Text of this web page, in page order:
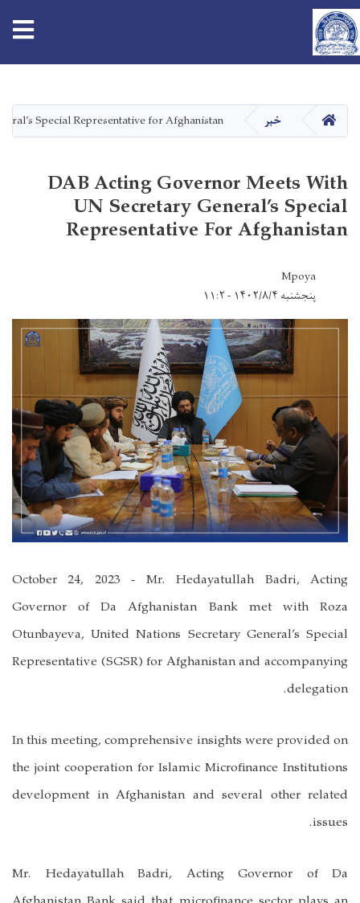
main
content
HOME خبر Special Representative for Afghanistan
DAB Acting Governor Meets With
UN Secretary General’s Special
Representative For Afghanistan
Mpoya
پنجشنبه ۱۴۰۲/۸/۴ - ۱۱:۲
October 24, 2023 - Mr. Hedayatullah Badri, Acting
Governor of Da Afghanistan Bank met with Roza
Otunbayeva, United Nations Secretary General’s Special
Representative (SGSR) for Afghanistan and accompanying
delegation.
In this meeting, comprehensive insights were provided on
the joint cooperation for Islamic Microfinance Institutions
development in Afghanistan and several other related
issues.
Mr. Hedayatullah Badri, Acting Governor of Da